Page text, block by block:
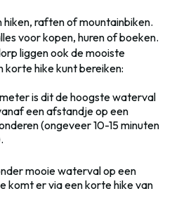
hiken, raften of mountainbiken.
voor kopen, huren of boeken.
liggen ook de mooiste
korte hike kunt bereiken:
is dit de hoogste waterval
een afstandje op een
(ongeveer 10-15 minuten
mooie waterval op een
komt er via een korte hike van